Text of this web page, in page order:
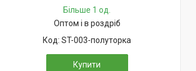
Більше 1 од.
Оптом і в роздріб
ST-003-полуторка
Купити